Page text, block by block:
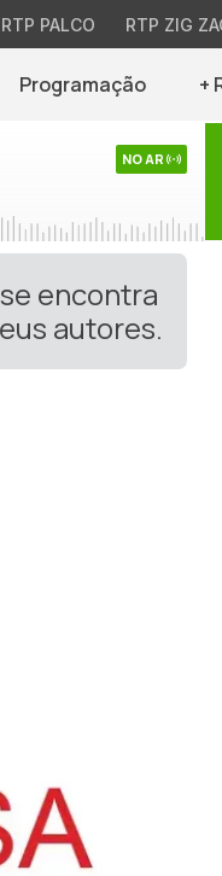
RTP PALCO RTP ZIG
Programação +
NO AR
encontra
autores.